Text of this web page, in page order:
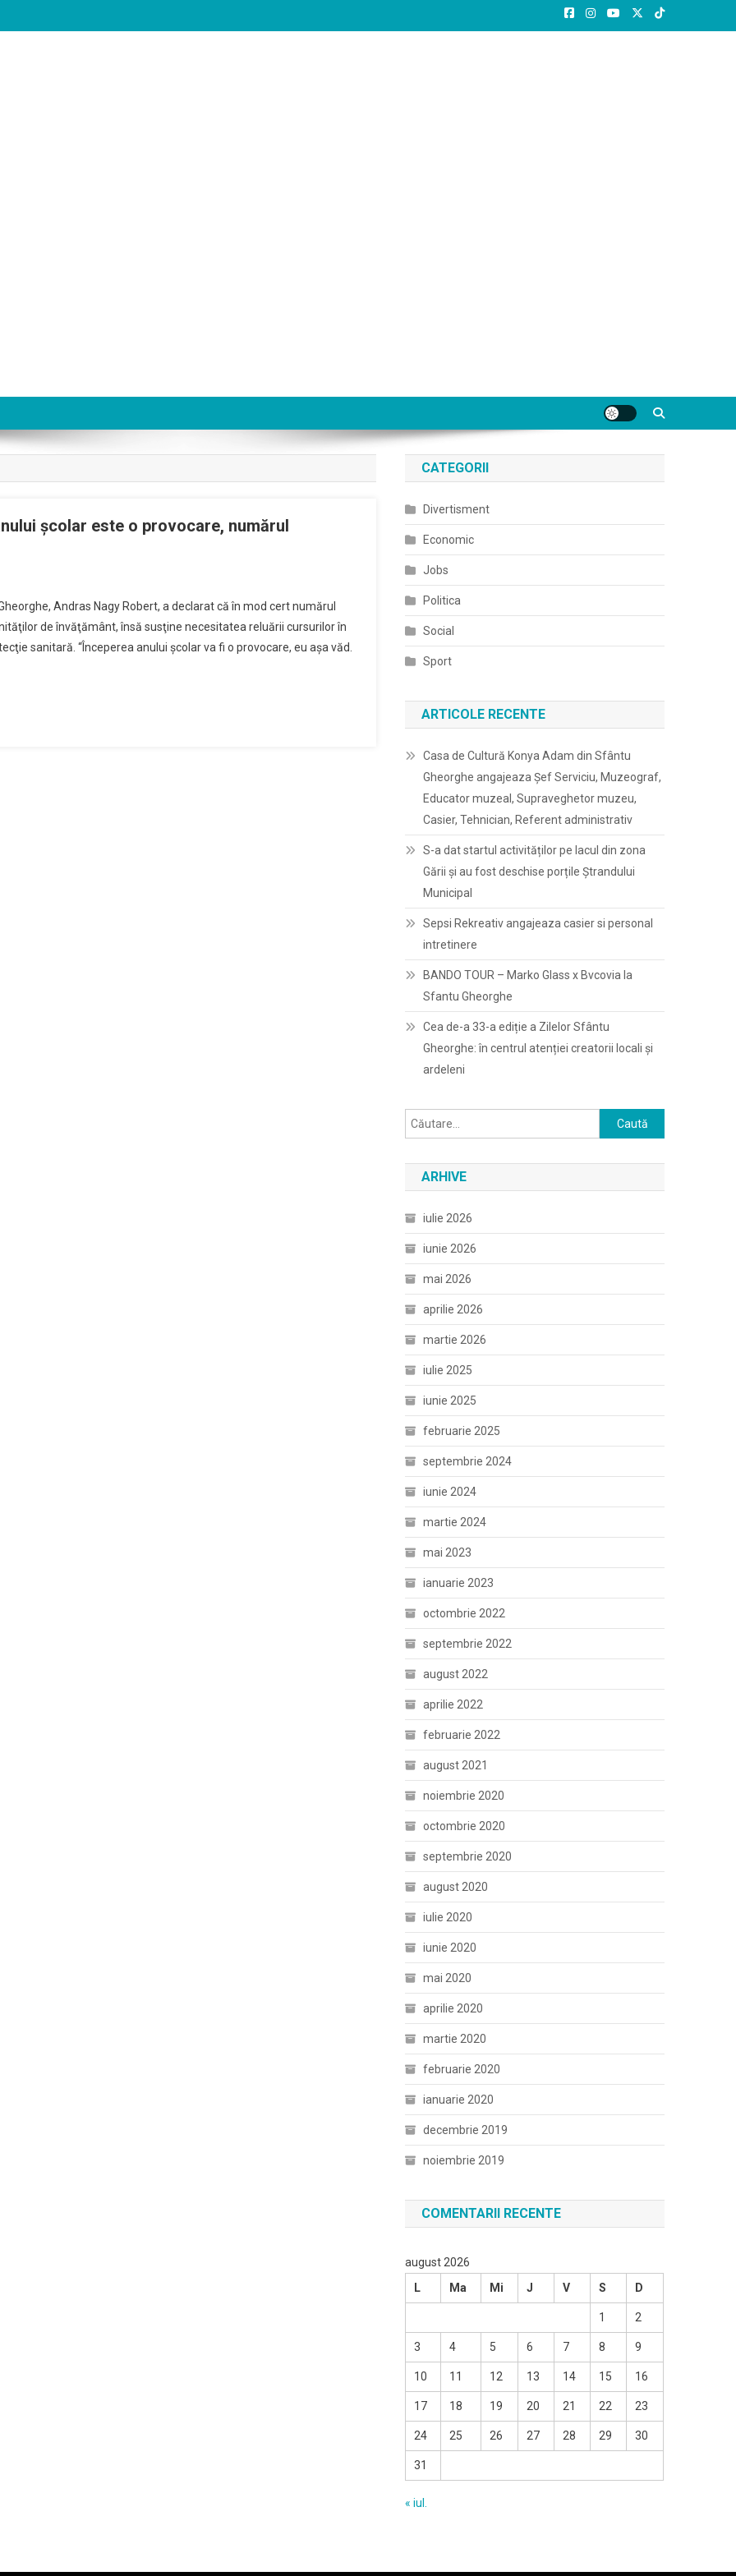
şcolar este o provocare, numărul
Andras Nagy Robert, a declarat că în mod cert numărul
de învăţământ, însă susţine necesitatea reluării cursurilor în
sanitară. “Începerea anului şcolar va fi o provocare, eu aşa văd.
CATEGORII
Divertisment
Economic
Jobs
Politica
Social
Sport
ARTICOLE RECENTE
Casa de Cultură Konya Adam din Sfântu
Gheorghe angajeaza Șef Serviciu, Muzeograf,
Educator muzeal, Supraveghetor muzeu,
Casier, Tehnician, Referent administrativ
S-a dat startul activităților pe lacul din zona
Gării și au fost deschise porțile Ștrandului
Municipal
Sepsi Rekreativ angajeaza casier si personal
intretinere
BANDO TOUR – Marko Glass x Bvcovia la
Sfantu Gheorghe
Cea de-a 33-a ediție a Zilelor Sfântu
Gheorghe: în centrul atenției creatorii locali și
ardeleni
Caută
după:
ARHIVE
iulie 2026
iunie 2026
mai 2026
aprilie 2026
martie 2026
iulie 2025
iunie 2025
februarie 2025
septembrie 2024
iunie 2024
martie 2024
mai 2023
ianuarie 2023
octombrie 2022
septembrie 2022
august 2022
aprilie 2022
februarie 2022
august 2021
noiembrie 2020
octombrie 2020
septembrie 2020
august 2020
iulie 2020
iunie 2020
mai 2020
aprilie 2020
martie 2020
februarie 2020
ianuarie 2020
decembrie 2019
noiembrie 2019
COMENTARII RECENTE
august 2026
L
Ma Mi J V S D
1 2
3 4 5 6 7 8 9
10 11 12 13 14 15 16
17 18 19 20 21 22 23
24 25 26 27 28 29 30
31
« iul.